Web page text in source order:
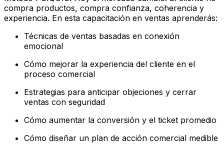
compra productos, compra confianza, coherencia y
experiencia. En esta capacitación en ventas aprenderás:
Técnicas de ventas basadas en conexión
emocional
Cómo mejorar la experiencia del cliente en el
proceso comercial
Estrategias para anticipar objeciones y cerrar
ventas con seguridad
Cómo aumentar la conversión y el ticket promedio
Cómo diseñar un plan de acción comercial medible